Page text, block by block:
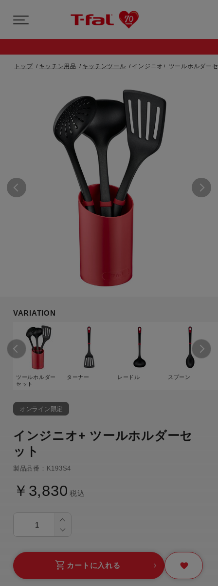
トップ キッチン用品 キッチンツール インジニオ+ ツールホルダー
オンライン限定
インジニオ+ ツールホルダーセ
ット
製品品番：K193S4
￥3,830 税込
VARIATION
ツールホルダー
セット
ターナー レードル スプーン
カートに入れる